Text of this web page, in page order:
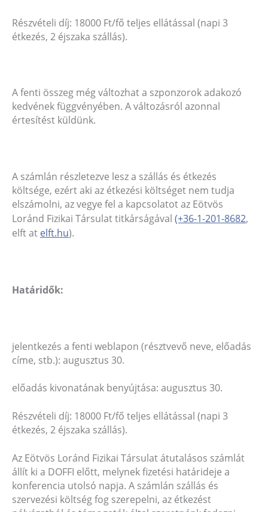
Részvételi díj: 18000 Ft/fő teljes ellátással (napi 3
étkezés, 2 éjszaka szállás).
A fenti összeg még változhat a szponzorok adakozó
kedvének függvényében. A változásról azonnal
értesítést küldünk.
A számlán részletezve lesz a szállás és étkezés
költsége, ezért aki az étkezési költséget nem tudja
elszámolni, az vegye fel a kapcsolatot az Eötvös
Loránd Fizikai Társulat titkárságával (+36-1-201-8682,
elft at elft.hu).
Határidők:
jelentkezés a fenti weblapon (résztvevő neve, előadás
címe, stb.): augusztus 30.
előadás kivonatának benyújtása: augusztus 30.
Részvételi díj: 18000 Ft/fő teljes ellátással (napi 3
étkezés, 2 éjszaka szállás).
Az Eötvös Loránd Fizikai Társulat átutalásos számlát
állít ki a DOFFI előtt, melynek fizetési határideje a
konferencia utolsó napja. A számlán szállás és
szervezési költség fog szerepelni, az étkezést